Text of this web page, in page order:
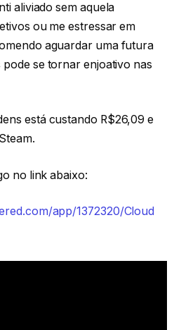
aliviado sem aquela
ou me estressar em
aguardar uma futura
se tornar enjoativo nas
está custando R$26,09 e
no link abaixo:
app/1372320/Cloud